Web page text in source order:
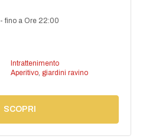
-fino a Ore 22:00
Intrattenimento
Aperitivo, giardini ravino
SCOPRI